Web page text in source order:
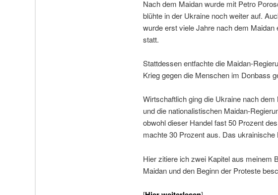
Nach dem Maidan wurde mit Petro
blühte in der Ukraine noch weiter auf.
wurde erst viele Jahre nach dem
statt.
Stattdessen entfachte die Maidan-
Krieg gegen die Menschen im Donbass
Wirtschaftlich ging die Ukraine nach
und die nationalistischen Maidan-
obwohl dieser Handel fast 50 Prozent
machte 30 Prozent aus. Das
Hier zitiere ich zwei Kapitel aus meinem
Maidan und den Beginn der Proteste